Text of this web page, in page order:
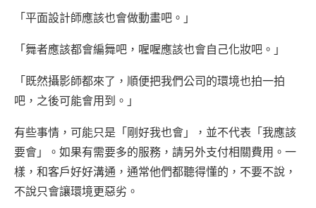
「平面設計師應該也會做動畫吧。」
「舞者應該都會編舞吧，喔喔應該也會自己化妝吧。」
「既然攝影師都來了，順便把我們公司的環境也拍一拍
吧，之後可能會用到。」
有些事情，可能只是「剛好我也會」，並不代表「我應該
要會」。如果有需要多的服務，請另外支付相關費用。一
樣，和客戶好好溝通，通常他們都聽得懂的，不要不說，
不說只會讓環境更惡劣。